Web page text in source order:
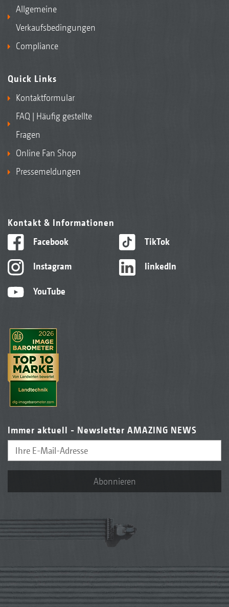
Allgemeine
Verkaufsbedingungen
Compliance
Quick Links
Kontaktformular
FAQ | Häufig gestellte
Fragen
Online Fan Shop
Pressemeldungen
Kontakt & Informationen
Facebook
Instagram
YouTube
TikTok
linkedIn
Immer aktuell - Newsletter AMAZING NEWS
Abonnieren